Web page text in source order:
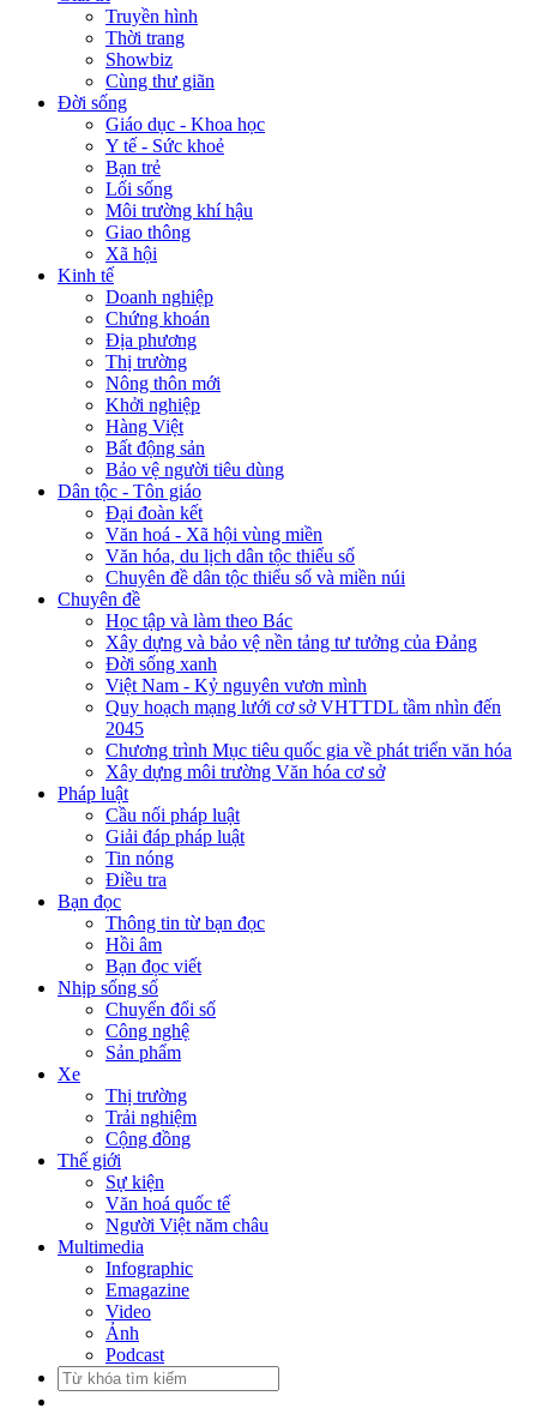
Truyền hình
Thời trang
Showbiz
Cùng thư giãn
Đời sống
Giáo dục - Khoa học
Y tế - Sức khoẻ
Bạn trẻ
Lối sống
Môi trường khí hậu
Giao thông
Xã hội
Kinh tế
Doanh nghiệp
Chứng khoán
Địa phương
Thị trường
Nông thôn mới
Khởi nghiệp
Hàng Việt
Bất động sản
Bảo vệ người tiêu dùng
Dân tộc - Tôn giáo
Đại đoàn kết
Văn hoá - Xã hội vùng miền
Văn hóa, du lịch dân tộc thiểu số
Chuyên đề dân tộc thiểu số và miền núi
Chuyên đề
Học tập và làm theo Bác
Xây dựng và bảo vệ nền tảng tư tưởng của Đảng
Đời sống xanh
Việt Nam - Kỷ nguyên vươn mình
Quy hoạch mạng lưới cơ sở VHTTDL tầm nhìn đến
2045
Chương trình Mục tiêu quốc gia về phát triển văn hóa
Xây dựng môi trường Văn hóa cơ sở
Pháp luật
Cầu nối pháp luật
Giải đáp pháp luật
Tin nóng
Điều tra
Bạn đọc
Thông tin từ bạn đọc
Hồi âm
Bạn đọc viết
Nhịp sống số
Chuyển đổi số
Công nghệ
Sản phẩm
Xe
Thị trường
Trải nghiệm
Cộng đồng
Thế giới
Sự kiện
Văn hoá quốc tế
Người Việt năm châu
Multimedia
Infographic
Emagazine
Video
Ảnh
Podcast